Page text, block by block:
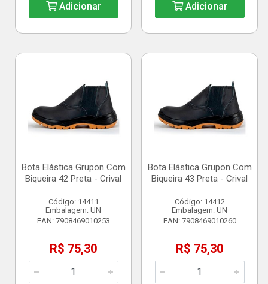
Adicionar Adicionar
Bota Elástica Grupon Com
Biqueira 42 Preta - Crival
Código: 14411
Embalagem: UN
EAN: 7908469010253
R$ 75,30
Bota Elástica Grupon Com
Biqueira 43 Preta - Crival
Código: 14412
Embalagem: UN
EAN: 7908469010260
R$ 75,30